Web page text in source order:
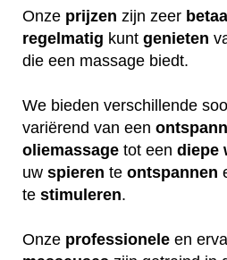
Onze prijzen zijn zeer
regelmatig kunt genieten
die een massage biedt.
We bieden verschillende
variërend van een
oliemassage tot een diepe
uw spieren te ontspannen
te stimuleren.
Onze professionele en